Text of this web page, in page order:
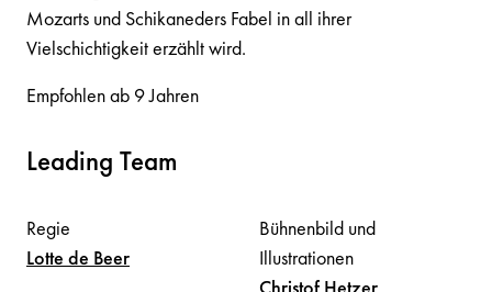
Mozarts und Schikaneders Fabel in all ihrer
Vielschichtigkeit erzählt wird.
Empfohlen ab 9 Jahren
Leading Team
Regie
Lotte de Beer
Bühnenbild und
Illustrationen